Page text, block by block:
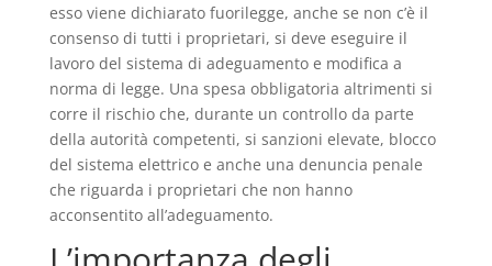
esso viene dichiarato fuorilegge, anche se non c’è il
consenso di tutti i proprietari, si deve eseguire il
lavoro del sistema di adeguamento e modifica a
norma di legge. Una spesa obbligatoria altrimenti si
corre il rischio che, durante un controllo da parte
della autorità competenti, si sanzioni elevate, blocco
del sistema elettrico e anche una denuncia penale
che riguarda i proprietari che non hanno
acconsentito all’adeguamento.